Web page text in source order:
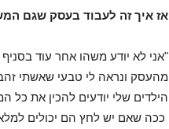
אז איך זה לעבוד בעסק שגם
מהעסק ונראה לי טבעי שאשתי
הילדים שלי יודעים להכין את
ככה שאם יש לחץ הם יכולים